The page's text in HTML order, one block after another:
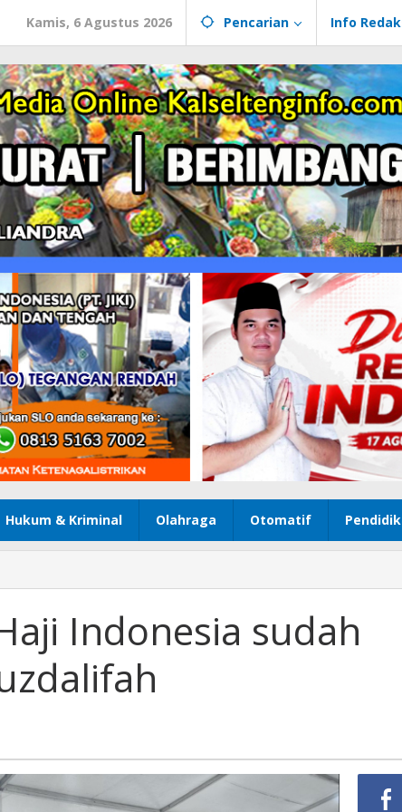
Kamis, 6 Agustus 2026 Pencarian Info
Hukum & Kriminal Olahraga Otomatif
Indonesia sudah